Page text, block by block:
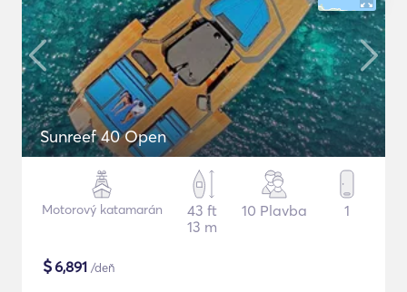
Sunreef 40 Open
Motorový katamarán
43 ft
13 m
10 Plavba 1
$6,891 /deň